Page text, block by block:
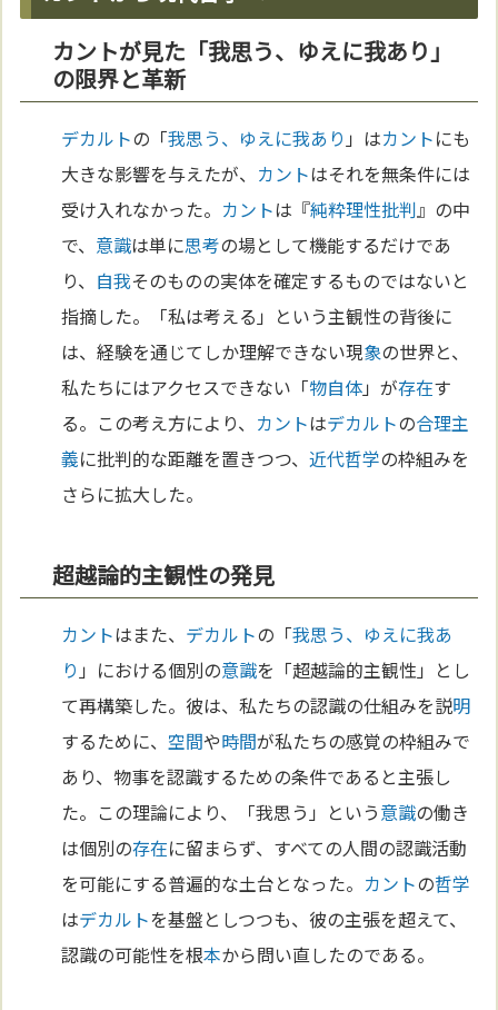
カントが見た「我思う、ゆえに我あり」
の限界と革新
デカルトの「我思う、ゆえに我あり 」はカントにも
大きな影響を与えたが、 カントはそれを無条件には
受け入れなかった。 カントは『純粋理性批判』の中
で、 意識は単に思考の場として機能するだけであ
り、 自我そのものの実体を確定するものではないと
指摘した。「私は考える」という主観性の背後に
は、経験を通じてしか理解できない現象の世界と、
私たちにはアクセスできない「物自体」が存在す
る。この考え方により、 カントはデカルトの合理主
義に批判的な距離を置きつつ、近代哲学の枠組みを
さらに拡大した。
超越論的主観性の発見
カントはまた、 デカルトの「我思う、ゆえに我あ
り 」における個別の意識を「超越論的主観性」とし
て再構築した。彼は、私たちの認識の仕組みを説明
するために、空間や時間が私たちの感覚の枠組みで
あり、物事を認識するための条件であると主張し
た。この理論により、「我思う」という意識の働き
は個別の存在に留まらず、すべての人間の認識活動
を可能にする普遍的な土台となった。 カントの哲学
はデカルトを基盤としつつも、彼の主張を超えて、
認識の可能性を根本から問い直したのである。